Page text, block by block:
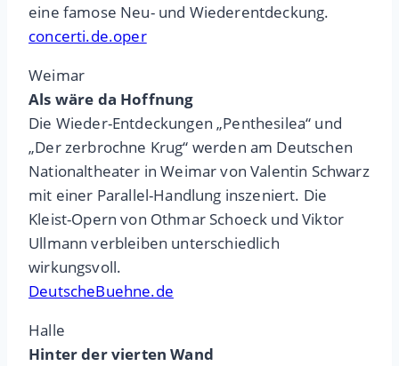
eine famose Neu- und Wiederentdeckung.
concerti.de.oper
Weimar
Als wäre da Hoffnung
Die Wieder-Entdeckungen „Penthesilea“ und
„Der zerbrochne Krug“ werden am Deutschen
Nationaltheater in Weimar von Valentin Schwarz
mit einer Parallel-Handlung inszeniert. Die
Kleist-Opern von Othmar Schoeck und Viktor
Ullmann verbleiben unterschiedlich
wirkungsvoll.
DeutscheBuehne.de
Halle
Hinter der vierten Wand